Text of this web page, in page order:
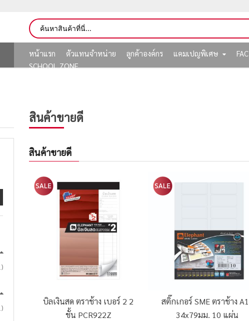
หน้าแรก ตัวแทนจำหน่าย ลูกค้าองค์กร แคมเปญพิเศษ
SCHOOL ZONE
สินค้าขายดี
สินค้าขายดี
บิลเงินสด ตราช้าง เบอร์ 2 2
ชั้น PCR922Z
สติ๊กเกอร์ SME ตราช้าง
34x79มม. 10 แผ่น
ชิ้น
ชิ้น